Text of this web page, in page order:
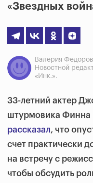
«Звездных
Валерия
Новостной
«Инк.».
33-летний актер
штурмовика Финна
рассказал, что
счет практически
на встречу с
чтобы обсудить